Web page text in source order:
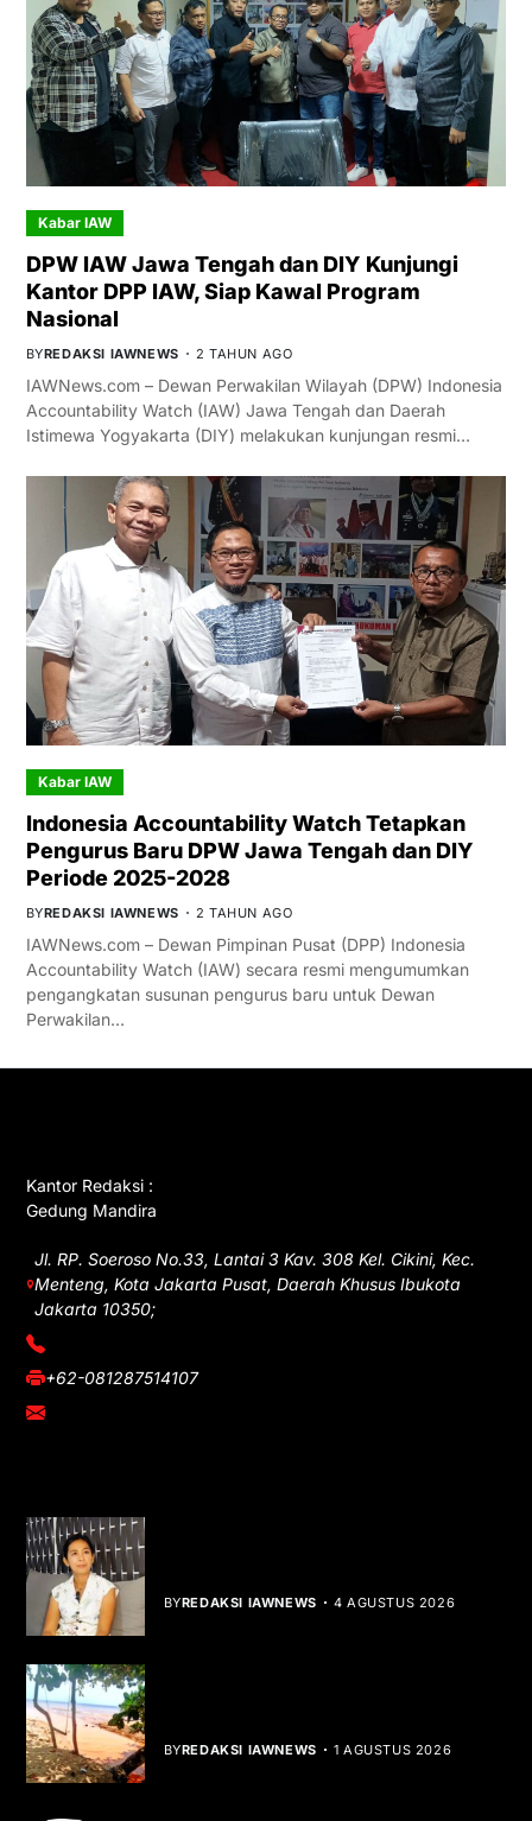
Kabar IAW
DPW IAW Jawa Tengah dan DIY Kunjungi
Kantor DPP IAW, Siap Kawal Program
Nasional
BYREDAKSI IAWNEWS 2 TAHUN AGO
IAWNews.com – Dewan Perwakilan Wilayah (DPW) Indonesia
Accountability Watch (IAW) Jawa Tengah dan Daerah
Istimewa Yogyakarta (DIY) melakukan kunjungan resmi…
Kabar IAW
Indonesia Accountability Watch Tetapkan
Pengurus Baru DPW Jawa Tengah dan DIY
Periode 2025-2028
BYREDAKSI IAWNEWS 2 TAHUN AGO
IAWNews.com – Dewan Pimpinan Pusat (DPP) Indonesia
Accountability Watch (IAW) secara resmi mengumumkan
pengangkatan susunan pengurus baru untuk Dewan
Perwakilan…
Kantor Redaksi :
Gedung Mandira
Jl. RP. Soeroso No.33, Lantai 3 Kav. 308 Kel. Cikini, Kec.
Menteng, Kota Jakarta Pusat, Daerah Khusus Ibukota
Jakarta 10350;
(021) 3908026
+62-081287514107
adm@iawnews.com
BYREDAKSI IAWNEWS 4 AGUSTUS 2026
BYREDAKSI IAWNEWS 1 AGUSTUS 2026